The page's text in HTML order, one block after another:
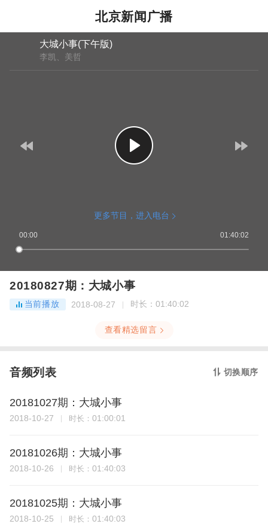
北京新闻广播
大城小事(下午版)
李凯、美哲
更多节目，进入电台
00:00 01:40:02
20180827期：大城小事
当前播放 2018-08-27 时长： 01:40:02
查看精选留言
音频列表 切换顺序
20181027期：大城小事
2018-10-27 时长： 01:00:01
20181026期：大城小事
2018-10-26 时长： 01:40:03
20181025期：大城小事
2018-10-25 时长： 01:40:03